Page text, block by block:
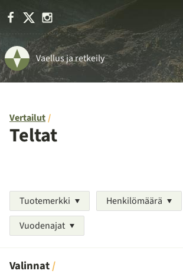
Facebook Instagram
Vaellus ja retkeily
Vertailut
Teltat
Tuotemerkki
Henkilömäärä
Vuodenajat
Valinnat